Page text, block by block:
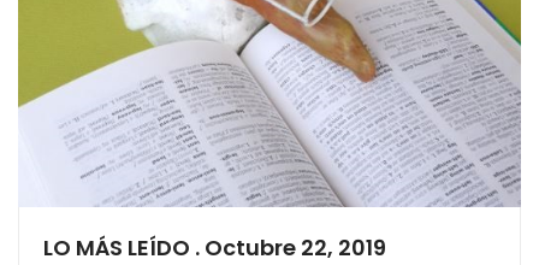
LO MÁS LEÍDO . Octubre 22, 2019